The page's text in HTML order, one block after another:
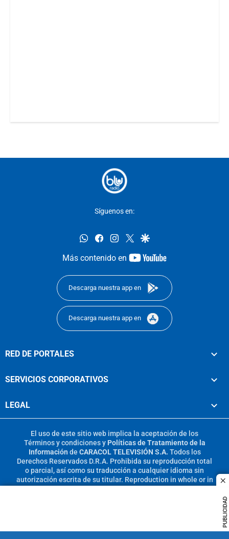
PUBLICIDAD
Síguenos en:
whatsappfacebookinstagram
twittergoogle
Más contenido en
youtube-
Descarga nuestra app en
Descarga nuestra app en
RED DE PORTALES
SERVICIOS CORPORATIVOS
LEGAL
El uso de este sitio web implica la aceptación de los
Términos y condicionesy Políticas de Tratamiento de la
Información de CARACOL TELEVISIÓN S.A. Todos los
Derechos Reservados D.R.A. Prohibida su reproducción total
o parcial, así como su traducción a cualquier idioma sin
autorización escrita de su titular. Reproduction in whole or in